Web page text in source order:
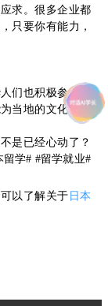
求。很多企业都
只要你有能力，
们也积极参与其
当地的文化交流
是已经心动了？
学# #留学就业#
以了解关于 日本